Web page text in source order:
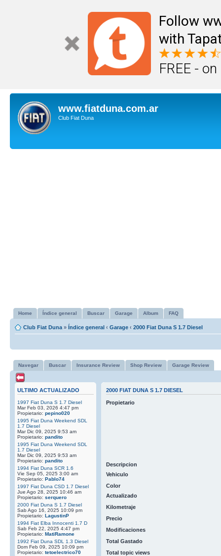
Follow
with
FREE -
www.fiatduna.com.ar
Club Fiat Duna
Home Índice general Buscar Garage Album FAQ
Club Fiat Duna » Índice general ‹ Garage ‹ 2000 Fiat Duna S 1.7 Diesel
Navegar Buscar Insurance Review Shop Review Garage Review
ULTIMO ACTUALIZADO
1997 Fiat Duna S 1.7 Diesel
Mar Feb 03, 2026 4:47 pm
Propietario: pepino020
1995 Fiat Duna Weekend SDL
1.7 Diesel
Mar Dic 09, 2025 9:53 am
Propietario: pandito
1995 Fiat Duna Weekend SDL
1.7 Diesel
Mar Dic 09, 2025 9:53 am
Propietario: pandito
1994 Fiat Duna SCR 1.6
Vie Sep 05, 2025 3:00 am
Propietario: Pablo74
1997 Fiat Duna CSD 1.7 Diesel
Jue Ago 28, 2025 10:46 am
Propietario: serquero
2000 Fiat Duna S 1.7 Diesel
Sab Ago 16, 2025 10:09 pm
Propietario: LagustinP
1994 Fiat Elba Innocenti 1.7 D
Sab Feb 22, 2025 4:47 pm
Propietario: MatiRamone
1992 Fiat Duna SDL 1.3 Diesel
Dom Feb 09, 2025 10:09 pm
Propietario: tetoelectrico70
2000 FIAT DUNA S 1.7 DIESEL
Propietario
Descripcion
Vehiculo
Color
Actualizado
Kilometraje
Precio
Modificaciones
Total Gastado
Total topic views